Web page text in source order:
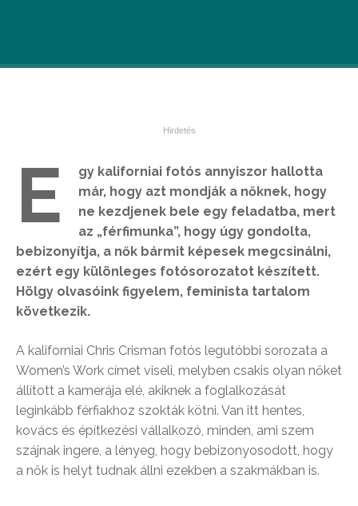
E
gy kaliforniai fotós annyiszor hallotta
már, hogy azt mondják a nőknek, hogy
ne kezdjenek bele egy feladatba, mert
az „férfimunka”, hogy úgy gondolta,
bebizonyítja, a nők bármit képesek megcsinálni,
ezért egy különleges fotósorozatot készített.
Hölgy olvasóink figyelem, feminista tartalom
következik.
A kaliforniai Chris Crisman fotós legutóbbi sorozata a
Women’s Work címet viseli, melyben csakis olyan nőket
állított a kamerája elé, akiknek a foglalkozását
leginkább férfiakhoz szokták kötni. Van itt hentes,
kovács és építkezési vállalkozó, minden, ami szem
szájnak ingere, a lényeg, hogy bebizonyosodott, hogy
a nők is helyt tudnak állni ezekben a szakmákban is.